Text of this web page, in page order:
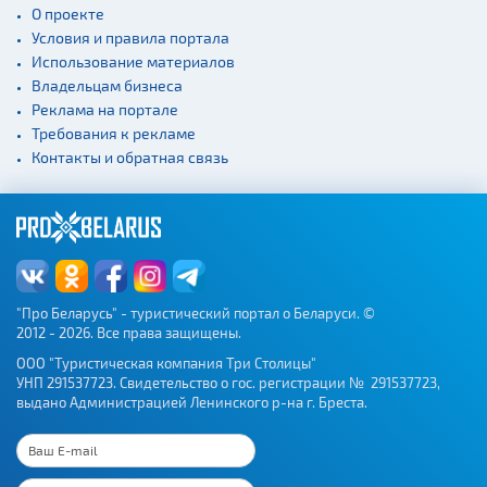
О проекте
Условия и правила портала
Использование материалов
Владельцам бизнеса
Реклама на портале
Требования к рекламе
Контакты и обратная связь
"Про Беларусь" - туристический портал о Беларуси. ©
2012 - 2026. Все права защищены.
ООО "Туристическая компания Три Столицы"
УНП 291537723. Свидетельство о гос. регистрации № 291537723,
выдано Администрацией Ленинского р-на г. Бреста.